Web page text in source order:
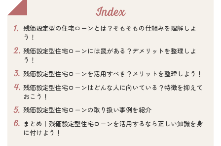
Index
1. 残価設定型の住宅ローンとは？そもそもの仕組みを理解しよ
う！
2. 残価設定型住宅ローンには罠がある？デメリットを整理しよ
う！
3. 残価設定型住宅ローンを活用すべき？メリットを整理しよう！
4. 残価設定型住宅ローンはどんな人に向いている？特徴を抑えて
おこう！
5. 残価設定型住宅ローンの取り扱い事例を紹介
6. まとめ｜残価設定型住宅ローンを活用するなら正しい知識を身
に付けよう！